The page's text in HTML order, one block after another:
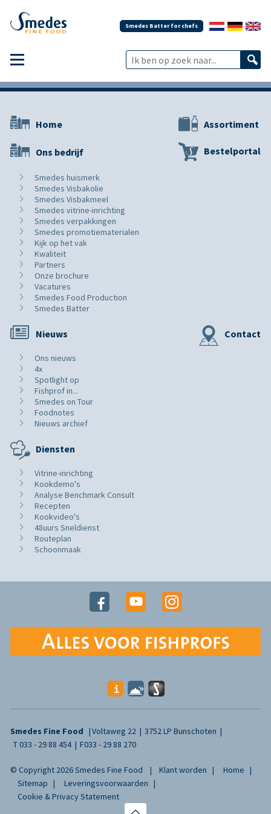
Smedes Batter for chefs
Home
Ons bedrijf
Smedes huismerk
Smedes Visbakolie
Smedes Visbakmeel
Smedes vitrine-inrichting
Smedes verpakkingen
Smedes promotiematerialen
Kijk op het vak
Kwaliteit
Partners
Onze brochure
Vacatures
Smedes Food Production
Smedes Batter
Assortiment
Bestelportal
Nieuws
Ons nieuws
4x
Spotlight op
Fishprof in...
Smedes on Tour
Foodnotes
Nieuws archief
Diensten
Vitrine-inrichting
Kookdemo's
Analyse Benchmark Consult
Recepten
Kookvideo's
48uurs Sneldienst
Routeplan
Schoonmaak
Contact
Smedes Fine Food Voltaweg 22
3752 LP Bunschoten
T033 - 29 88 454 F033 - 29 88 270
© Copyright 2026 Smedes Fine Food Klant worden
Home
Sitemap
Leveringsvoorwaarden
Cookie & Privacy Statement